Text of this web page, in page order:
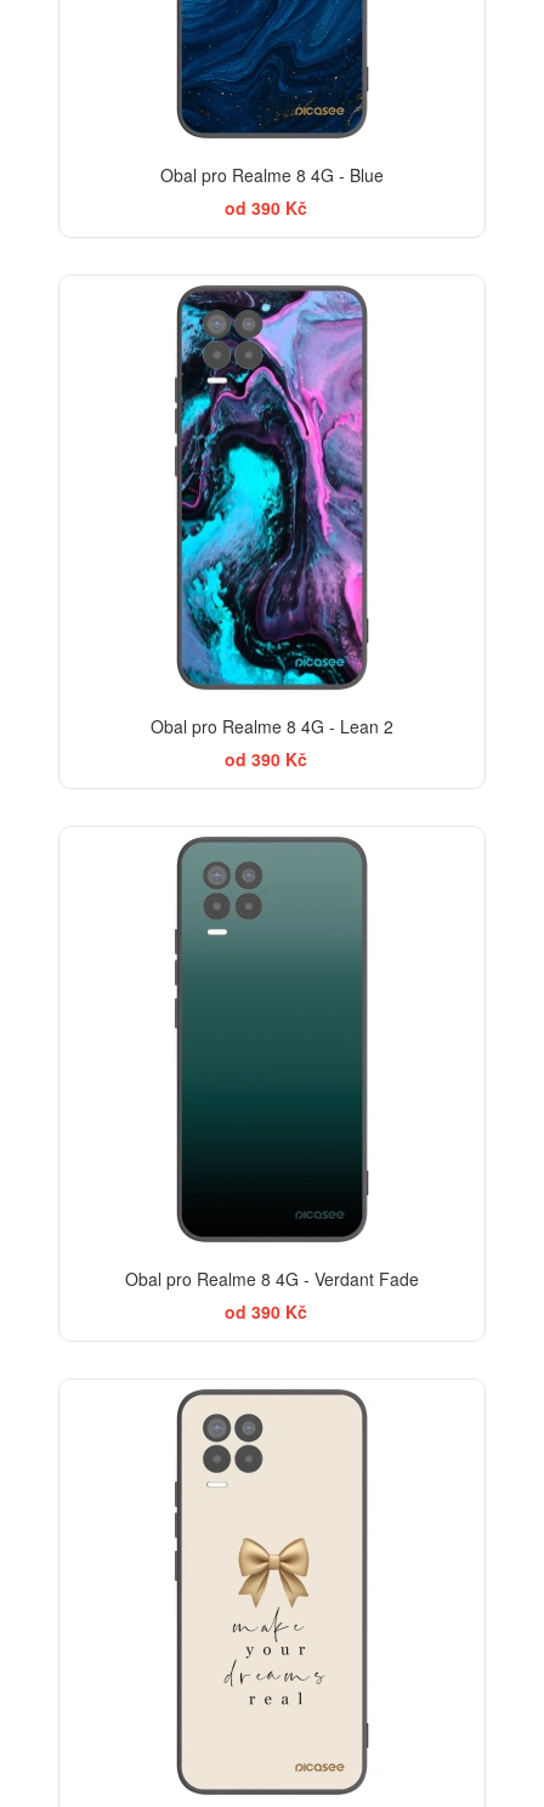
Obal pro Realme 8 4G - Blue
od 390 Kč
Obal pro Realme 8 4G - Lean 2
od 390 Kč
Obal pro Realme 8 4G - Verdant Fade
od 390 Kč